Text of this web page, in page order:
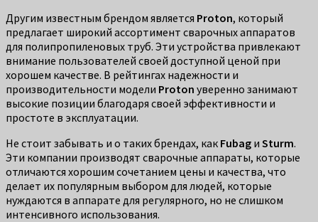
Другим известным брендом является Proton, который
предлагает широкий ассортимент сварочных аппаратов
для полипропиленовых труб. Эти устройства привлекают
внимание пользователей своей доступной ценой при
хорошем качестве. В рейтингах надежности и
производительности модели Proton уверенно занимают
высокие позиции благодаря своей эффективности и
простоте в эксплуатации.
Не стоит забывать и о таких брендах, как Fubag и Sturm.
Эти компании производят сварочные аппараты, которые
отличаются хорошим сочетанием цены и качества, что
делает их популярным выбором для людей, которые
нуждаются в аппарате для регулярного, но не слишком
интенсивного использования.